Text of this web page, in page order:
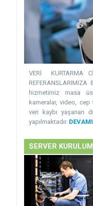
VERİ KURTARMA
hizmetimiz masa
kameralar, video,
veri kaybı yaşanan
yapılmaktadır. DEVAMI
SERVER